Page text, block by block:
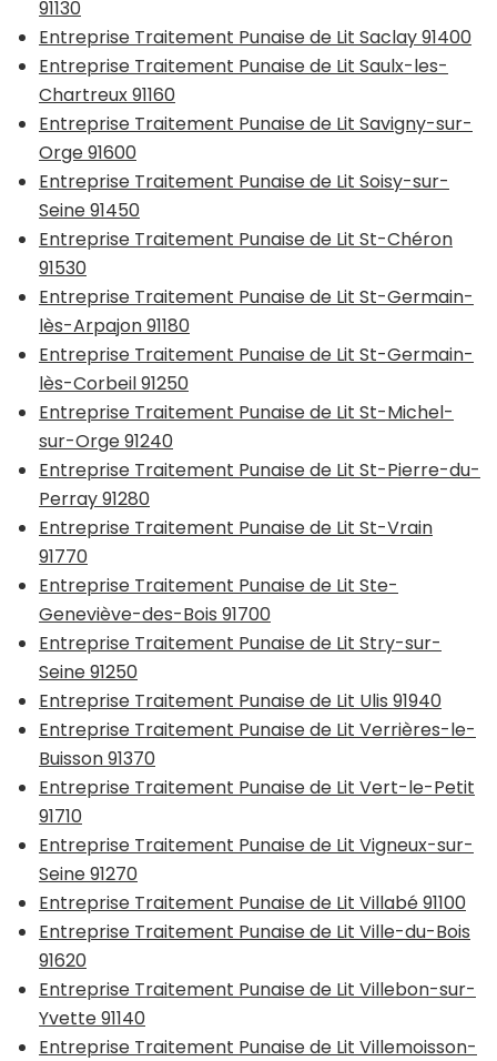
91130
Entreprise Traitement Punaise de Lit Saclay 91400
Entreprise Traitement Punaise de Lit Saulx-les-
Chartreux 91160
Entreprise Traitement Punaise de Lit Savigny-sur-
Orge 91600
Entreprise Traitement Punaise de Lit Soisy-sur-
Seine 91450
Entreprise Traitement Punaise de Lit St-Chéron
91530
Entreprise Traitement Punaise de Lit St-Germain-
lès-Arpajon 91180
Entreprise Traitement Punaise de Lit St-Germain-
lès-Corbeil 91250
Entreprise Traitement Punaise de Lit St-Michel-
sur-Orge 91240
Entreprise Traitement Punaise de Lit St-Pierre-du-
Perray 91280
Entreprise Traitement Punaise de Lit St-Vrain
91770
Entreprise Traitement Punaise de Lit Ste-
Geneviève-des-Bois 91700
Entreprise Traitement Punaise de Lit Stry-sur-
Seine 91250
Entreprise Traitement Punaise de Lit Ulis 91940
Entreprise Traitement Punaise de Lit Verrières-le-
Buisson 91370
Entreprise Traitement Punaise de Lit Vert-le-Petit
91710
Entreprise Traitement Punaise de Lit Vigneux-sur-
Seine 91270
Entreprise Traitement Punaise de Lit Villabé 91100
Entreprise Traitement Punaise de Lit Ville-du-Bois
91620
Entreprise Traitement Punaise de Lit Villebon-sur-
Yvette 91140
Entreprise Traitement Punaise de Lit Villemoisson-